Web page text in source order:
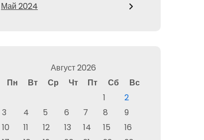
Май 2024
Август 2026
Пн
Вт Ср Чт Пт Сб
Вс
1
2
3
4 5 6 7 8
9
10
11 12 13 14 15
16